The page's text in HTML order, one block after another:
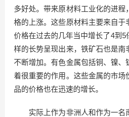
多好处。带来原材料工业化的进
格的上涨。这些原材料主要来自于
价格在过去的几年当中增长了4到5
样的长势呈现出来，铁矿石也是南
不断增加。有色金属包括铜、镍、
着很重要的作用。这些金属的市场
品的价格也在迅速的增长。
实际上作为非洲人和作为一名